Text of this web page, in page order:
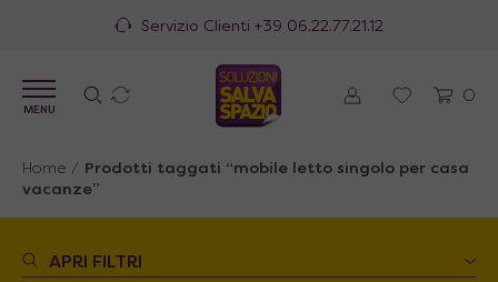
Servizio Clienti +39 06.22.77.21.12
0
MENU
Home /
Prodotti taggati “mobile letto singolo per casa
vacanze”
APRI FILTRI